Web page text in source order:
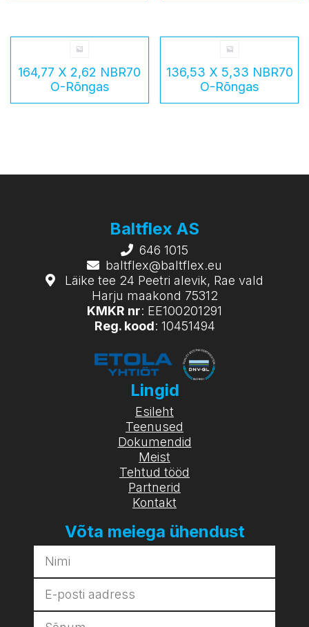
164,77 X 2,62 NBR70
O-Rõngas
136,53 X 5,33 NBR70
O-Rõngas
Baltflex AS
646 1015
baltflex@baltflex.eu
Läike tee 24 Peetri alevik, Rae vald
Harju maakond 75312
KMKR nr: EE100201291
Reg. kood: 10451494
Lingid
Esileht
Teenused
Dokumendid
Meist
Tehtud tööd
Partnerid
Kontakt
Võta meiega ühendust